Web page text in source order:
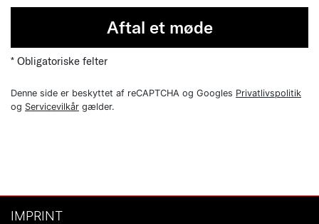
Aftal et møde
* Obligatoriske felter
Denne side er beskyttet af reCAPTCHA og Googles Privatlivspolitik
og Servicevilkår gælder.
IMPRINT